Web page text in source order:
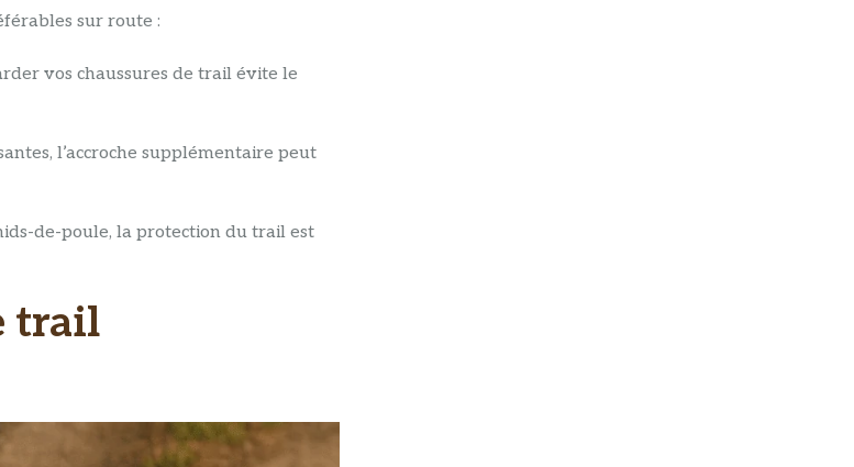
sur route :
vos chaussures de trail évite le
l’accroche supplémentaire peut
de-poule, la protection du trail est
trail